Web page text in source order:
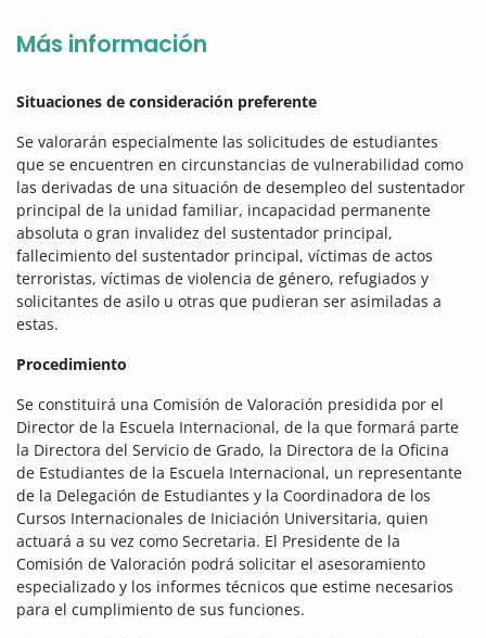
Más información
Situaciones de consideración preferente
Se valorarán especialmente las solicitudes de estudiantes
que se encuentren en circunstancias de vulnerabilidad como
las derivadas de una situación de desempleo del sustentador
principal de la unidad familiar, incapacidad permanente
absoluta o gran invalidez del sustentador principal,
fallecimiento del sustentador principal, víctimas de actos
terroristas, víctimas de violencia de género, refugiados y
solicitantes de asilo u otras que pudieran ser asimiladas a
estas.
Procedimiento
Se constituirá una Comisión de Valoración presidida por el
Director de la Escuela Internacional, de la que formará parte
la Directora del Servicio de Grado, la Directora de la Oficina
de Estudiantes de la Escuela Internacional, un representante
de la Delegación de Estudiantes y la Coordinadora de los
Cursos Internacionales de Iniciación Universitaria, quien
actuará a su vez como Secretaria. El Presidente de la
Comisión de Valoración podrá solicitar el asesoramiento
especializado y los informes técnicos que estime necesarios
para el cumplimiento de sus funciones.